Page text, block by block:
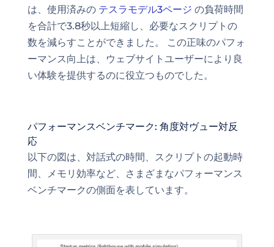
は、使用済みの テスラモデル3ページ の負荷時間
を合計で3.8秒以上短縮し、必要なスクリプトの
数を減らすことができました。 この正味のパフォ
ーマンス向上は、ウェブサイトユーザーにより良
い体験を提供するのに役立つものでした。
パフォーマンスベンチマーク: 角度対ヴュー対反
応
以下の図は、対話式の時間、スクリプトの起動時
間、メモリ効率など、さまざまなパフォーマンス
ベンチマークの側面を表しています。